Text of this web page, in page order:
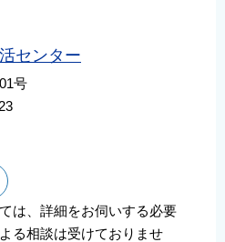
センター
号
は、詳細をお伺いする必要
る相談は受けておりませ